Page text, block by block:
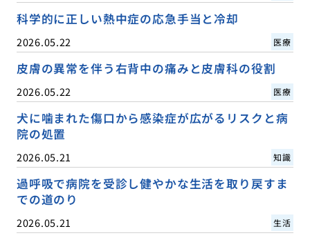
科学的に正しい熱中症の応急手当と冷却
2026.05.22 医療
皮膚の異常を伴う右背中の痛みと皮膚科の役割
2026.05.22 医療
犬に噛まれた傷口から感染症が広がるリスクと病
院の処置
2026.05.21 知識
過呼吸で病院を受診し健やかな生活を取り戻すま
での道のり
2026.05.21 生活